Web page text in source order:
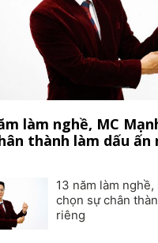
làm nghề, MC
thành làm dấu ấn
13 năm làm
chọn sự chân
riêng